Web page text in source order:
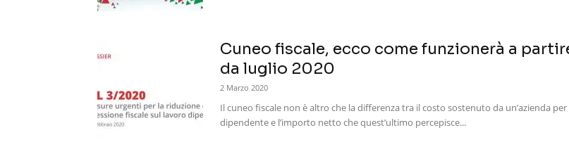
Cuneo fiscale, ecco come funzionerà a
da luglio 2020
2 Marzo 2020
Il cuneo fiscale non è altro che la differenza tra il costo sostenuto da un’azienda per
dipendente e l’importo netto che quest’ultimo percepisce...